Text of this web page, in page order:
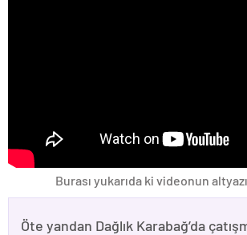
Burası yukarıda ki videonun
Öte yandan Dağlık Karabağ’da